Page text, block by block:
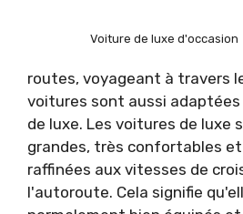
Voiture de luxe d'occasion
routes, voyageant à travers
voitures sont aussi
de luxe. Les voitures de luxe
grandes, très confortables
raffinées aux vitesses de
l'autoroute. Cela signifie